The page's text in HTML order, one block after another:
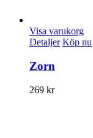
Visa varukorg
Detaljer Köp nu
Zorn
269 kr